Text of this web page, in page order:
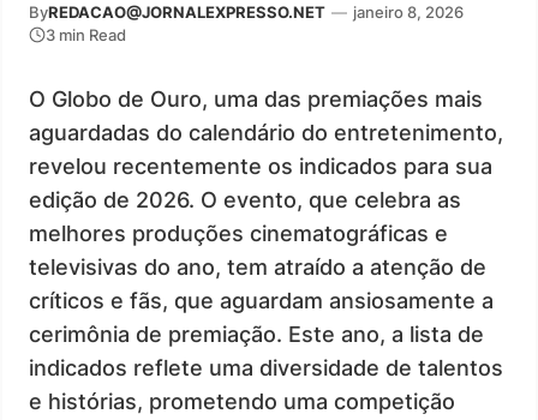
ByREDACAO@JORNALEXPRESSO.NET — janeiro 8, 2026
3 min Read
O Globo de Ouro, uma das premiações mais
aguardadas do calendário do entretenimento,
revelou recentemente os indicados para sua
edição de 2026. O evento, que celebra as
melhores produções cinematográficas e
televisivas do ano, tem atraído a atenção de
críticos e fãs, que aguardam ansiosamente a
cerimônia de premiação. Este ano, a lista de
indicados reflete uma diversidade de talentos
e histórias, prometendo uma competição